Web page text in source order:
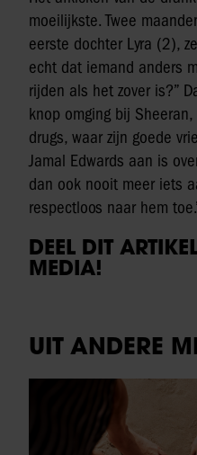
moeilijkste. Twee
eerste dochter Lyra (2),
echt dat iemand anders
rijden als het zover is?”
knop omging bij
drugs, waar zijn goede
Jamal Edwards aan is
dan ook nooit meer iets
respectloos naar hem
DEEL DIT
MEDIA!
UIT ANDERE